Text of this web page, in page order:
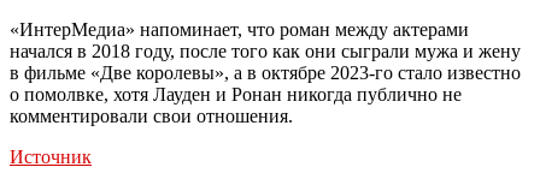
«ИнтерМедиа» напоминает, что роман между актерами
начался в 2018 году, после того как они сыграли мужа и жену
в фильме «Две королевы», а в октябре 2023-го стало известно
о помолвке, хотя Лауден и Ронан никогда публично не
комментировали свои отношения.
Источник